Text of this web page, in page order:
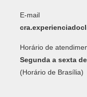
E-mail
Horário de
Segunda a sexta
(Horário de Brasília)